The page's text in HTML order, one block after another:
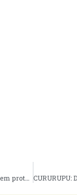
Servidores sem salário fazem protesto em Cururupu